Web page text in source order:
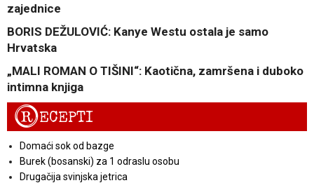
zajednice
BORIS DEŽULOVIĆ: Kanye Westu ostala je samo
Hrvatska
„MALI ROMAN O TIŠINI“: Kaotična, zamršena i duboko
intimna knjiga
RECEPTI
Domaći sok od bazge
Burek (bosanski) za 1 odraslu osobu
Drugačija svinjska jetrica